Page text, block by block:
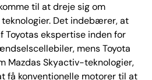
til at dreje sig om
Det indebærer, at
Toyotas ekspertise inden for
mens Toyota
Mazdas Skyactiv-teknologier,
få konventionelle motorer til at